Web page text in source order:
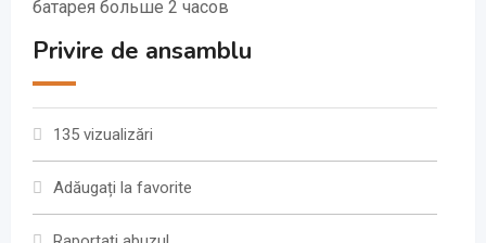
батарея больше 2 часов
Privire de ansamblu
135 vizualizări
Adăugați la favorite